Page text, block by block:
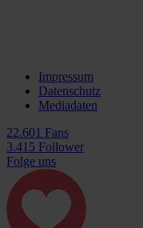
Impressum
Datenschutz
Mediadaten
22.601 Fans
3.415 Follower
Folge uns